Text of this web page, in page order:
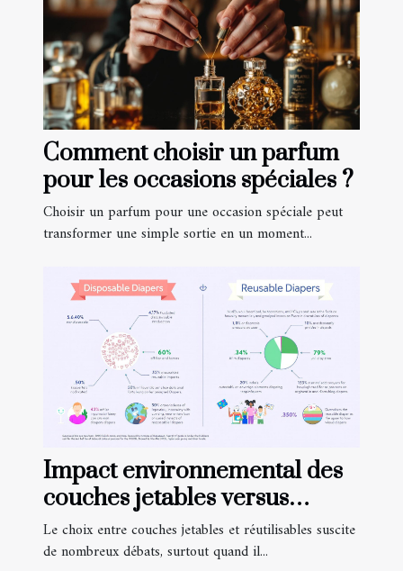
Comment choisir un parfum
pour les occasions spéciales ?
Choisir un parfum pour une occasion spéciale peut
transformer une simple sortie en un moment...
Impact environnemental des
couches jetables versus
réutilisables
Le choix entre couches jetables et réutilisables suscite
de nombreux débats, surtout quand il...